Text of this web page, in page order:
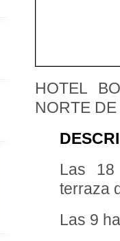
HOTEL
NORTE
Las 18
terraza
Las 9